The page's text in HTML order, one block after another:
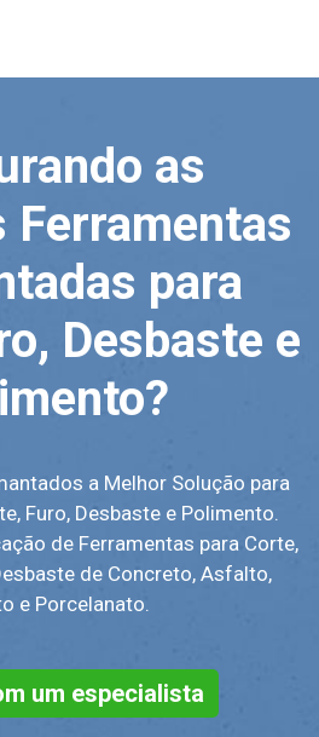
as
Ferramentas
para
Desbaste e
a Melhor Solução para
Furo, Desbaste e Polimento.
de Ferramentas para Corte,
de Concreto, Asfalto,
e Porcelanato.
um especialista